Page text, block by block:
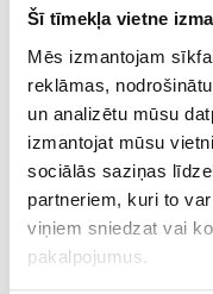
Šī tīmekļa vietne
Mēs izmantojam
reklāmas,
un analizētu mūsu
izmantojat mūsu
sociālās saziņas
partneriem, kuri to
viņiem sniedzat vai
pakalpojumus.